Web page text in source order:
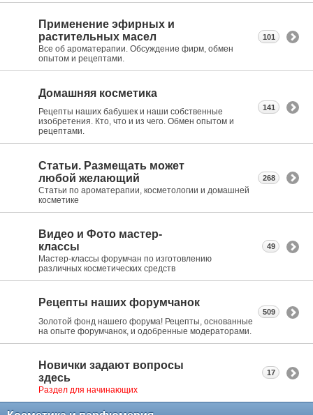
Применение эфирных и
растительных масел
Все об ароматерапии. Обсуждение фирм, обмен
опытом и рецептами.
101
Домашняя косметика
Рецепты наших бабушек и наши собственные
изобретения. Кто, что и из чего. Обмен опытом и
рецептами.
141
Статьи. Размещать может
любой желающий
Статьи по ароматерапии, косметологии и домашней
косметике
268
Видео и Фото мастер-
классы
Мастер-классы форумчан по изготовлению
различных косметических средств
49
Рецепты наших форумчанок
Золотой фонд нашего форума! Рецепты, основанные
на опыте форумчанок, и одобренные модераторами.
509
Новички задают вопросы
здесь
Раздел для начинающих
17